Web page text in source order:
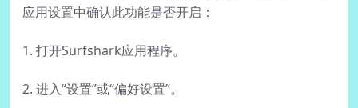
应用设置中确认此功能是否开启：
1. 打开Surfshark应用程序。
2. 进入“设置”或“偏好设置”。